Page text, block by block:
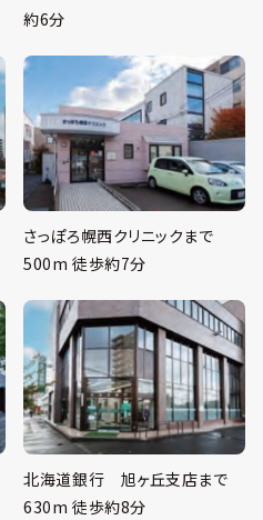
約6分
さっぽろ幌西クリニックまで
500m 徒歩約7分
北海道銀行 旭ヶ丘支店まで
630m 徒歩約8分